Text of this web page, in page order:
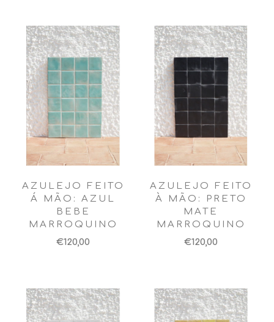
AZULEJO FEITO
Á MÃO: AZUL
BEBE
MARROQUINO
€120,00
AZULEJO FEITO
À MÃO: PRETO
MATE
MARROQUINO
€120,00